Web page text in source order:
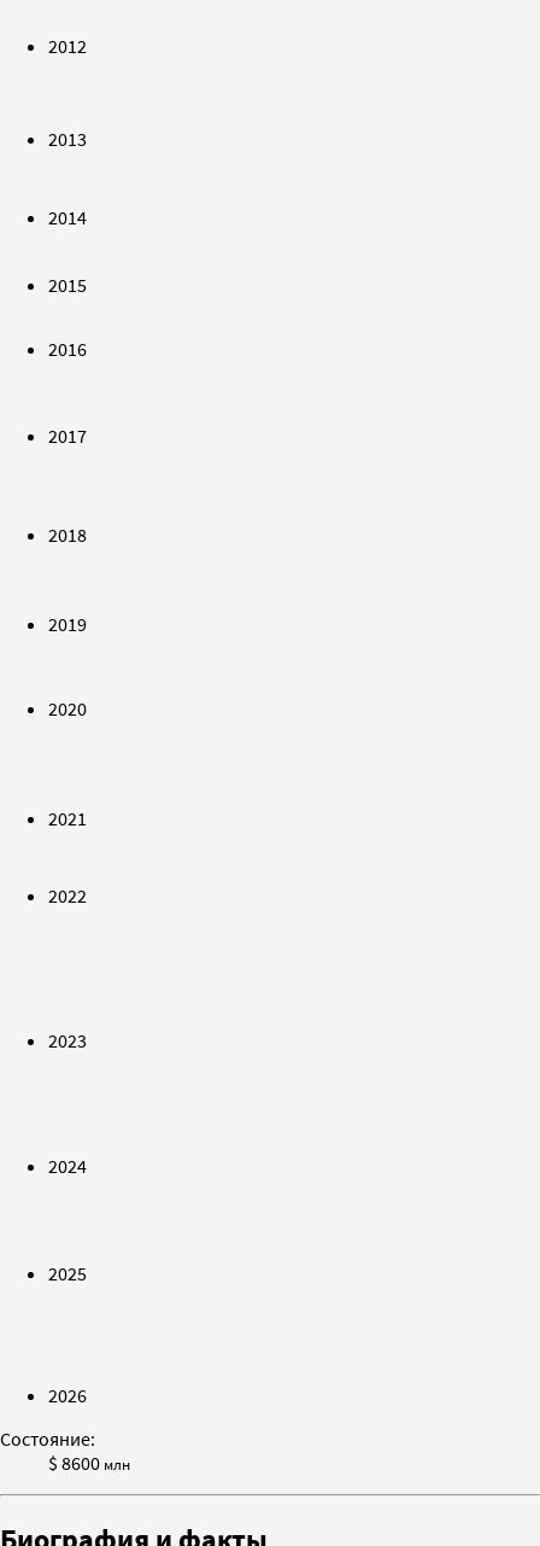
2012
2013
2014
2015
2016
2017
2018
2019
2020
2021
2022
2023
2024
2025
2026
Состояние:
$ 8600 млн